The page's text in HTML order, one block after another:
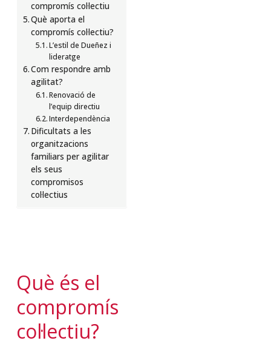
compromís col·lectiu
Què aporta el
compromís col·lectiu?
L’estil de Dueñez i
lideratge
Com respondre amb
agilitat?
Renovació de
l’equip directiu
Interdependència
Dificultats a les
organitzacions
familiars per agilitar
els seus
compromisos
col·lectius
Què és el
compromís
col·lectiu?